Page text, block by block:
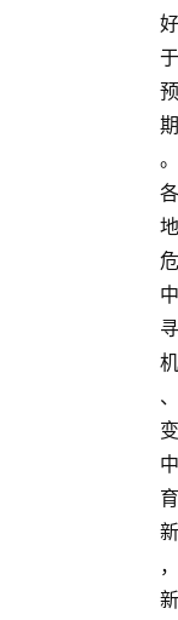
好
于
预
期
。
各
地
危
中
寻
机
、
变
中
育
新
，
新